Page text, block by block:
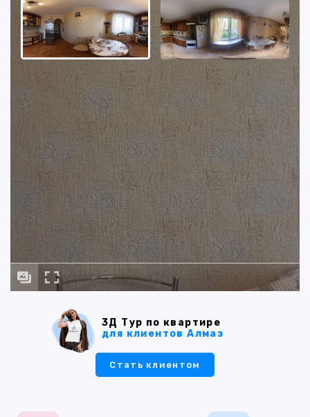
3Д Тур по квартире
для клиентов Алмаз
Стать клиентом